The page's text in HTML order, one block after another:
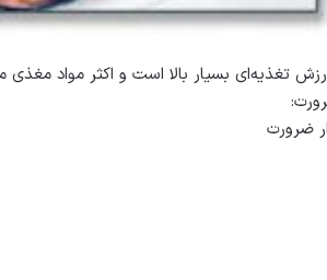
تغذيه‌ای بسيار بالا است و اكثر مواد
ضرورت